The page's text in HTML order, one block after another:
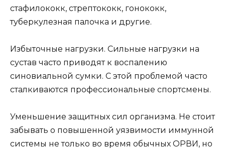
стафилококк, стрептококк, гонококк,
туберкулезная палочка и другие.
Избыточные нагрузки. Сильные нагрузки на
сустав часто приводят к воспалению
синовиальной сумки. С этой проблемой часто
сталкиваются профессиональные спортсмены.
Уменьшение защитных сил организма. Не стоит
забывать о повышенной уязвимости иммунной
системы не только во время обычных ОРВИ, но